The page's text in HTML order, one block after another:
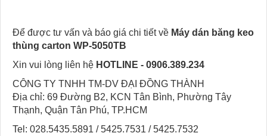
Để được tư vấn và báo giá chi tiết về Máy dán băng keo
thùng carton WP-5050TB
Xin vui lòng liên hệ HOTLINE - 0906.389.234
CÔNG TY TNHH TM-DV ĐẠI ĐỒNG THÀNH
Địa chỉ: 69 Đường B2, KCN Tân Bình, Phường Tây
Thạnh, Quận Tân Phú, TP.HCM
Tel: 028.5435.5891 / 5425.7531 / 5425.7532